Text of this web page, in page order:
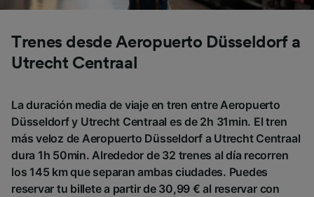
Trenes desde Aeropuerto Düsseldorf a
Utrecht Centraal
La duración media de viaje en tren entre Aeropuerto
Düsseldorf y Utrecht Centraal es de 2h 31min. El tren
más veloz de Aeropuerto Düsseldorf a Utrecht Centraal
dura 1h 50min. Alrededor de 32 trenes al día recorren
los 145 km que separan ambas ciudades. Puedes
reservar tu billete a partir de 30,99 € al reservar con